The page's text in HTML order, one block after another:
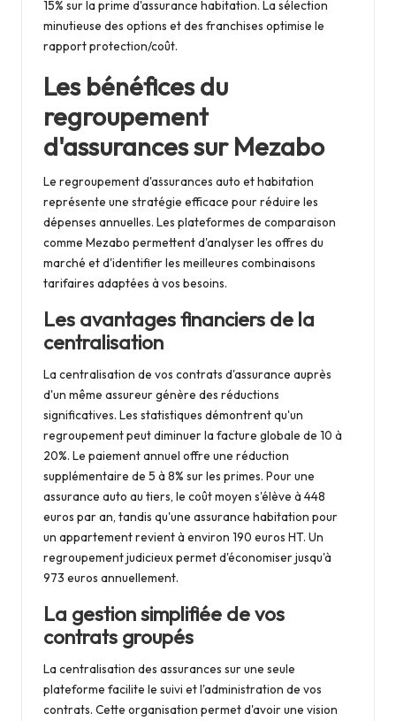
15% sur la prime d'assurance habitation. La sélection
minutieuse des options et des franchises optimise le
rapport protection/coût.
Les bénéfices du
regroupement
d'assurances sur Mezabo
Le regroupement d'assurances auto et habitation
représente une stratégie efficace pour réduire les
dépenses annuelles. Les plateformes de comparaison
comme Mezabo permettent d'analyser les offres du
marché et d'identifier les meilleures combinaisons
tarifaires adaptées à vos besoins.
Les avantages financiers de la
centralisation
La centralisation de vos contrats d'assurance auprès
d'un même assureur génère des réductions
significatives. Les statistiques démontrent qu'un
regroupement peut diminuer la facture globale de 10 à
20%. Le paiement annuel offre une réduction
supplémentaire de 5 à 8% sur les primes. Pour une
assurance auto au tiers, le coût moyen s'élève à 448
euros par an, tandis qu'une assurance habitation pour
un appartement revient à environ 190 euros HT. Un
regroupement judicieux permet d'économiser jusqu'à
973 euros annuellement.
La gestion simplifiée de vos
contrats groupés
La centralisation des assurances sur une seule
plateforme facilite le suivi et l'administration de vos
contrats. Cette organisation permet d'avoir une vision